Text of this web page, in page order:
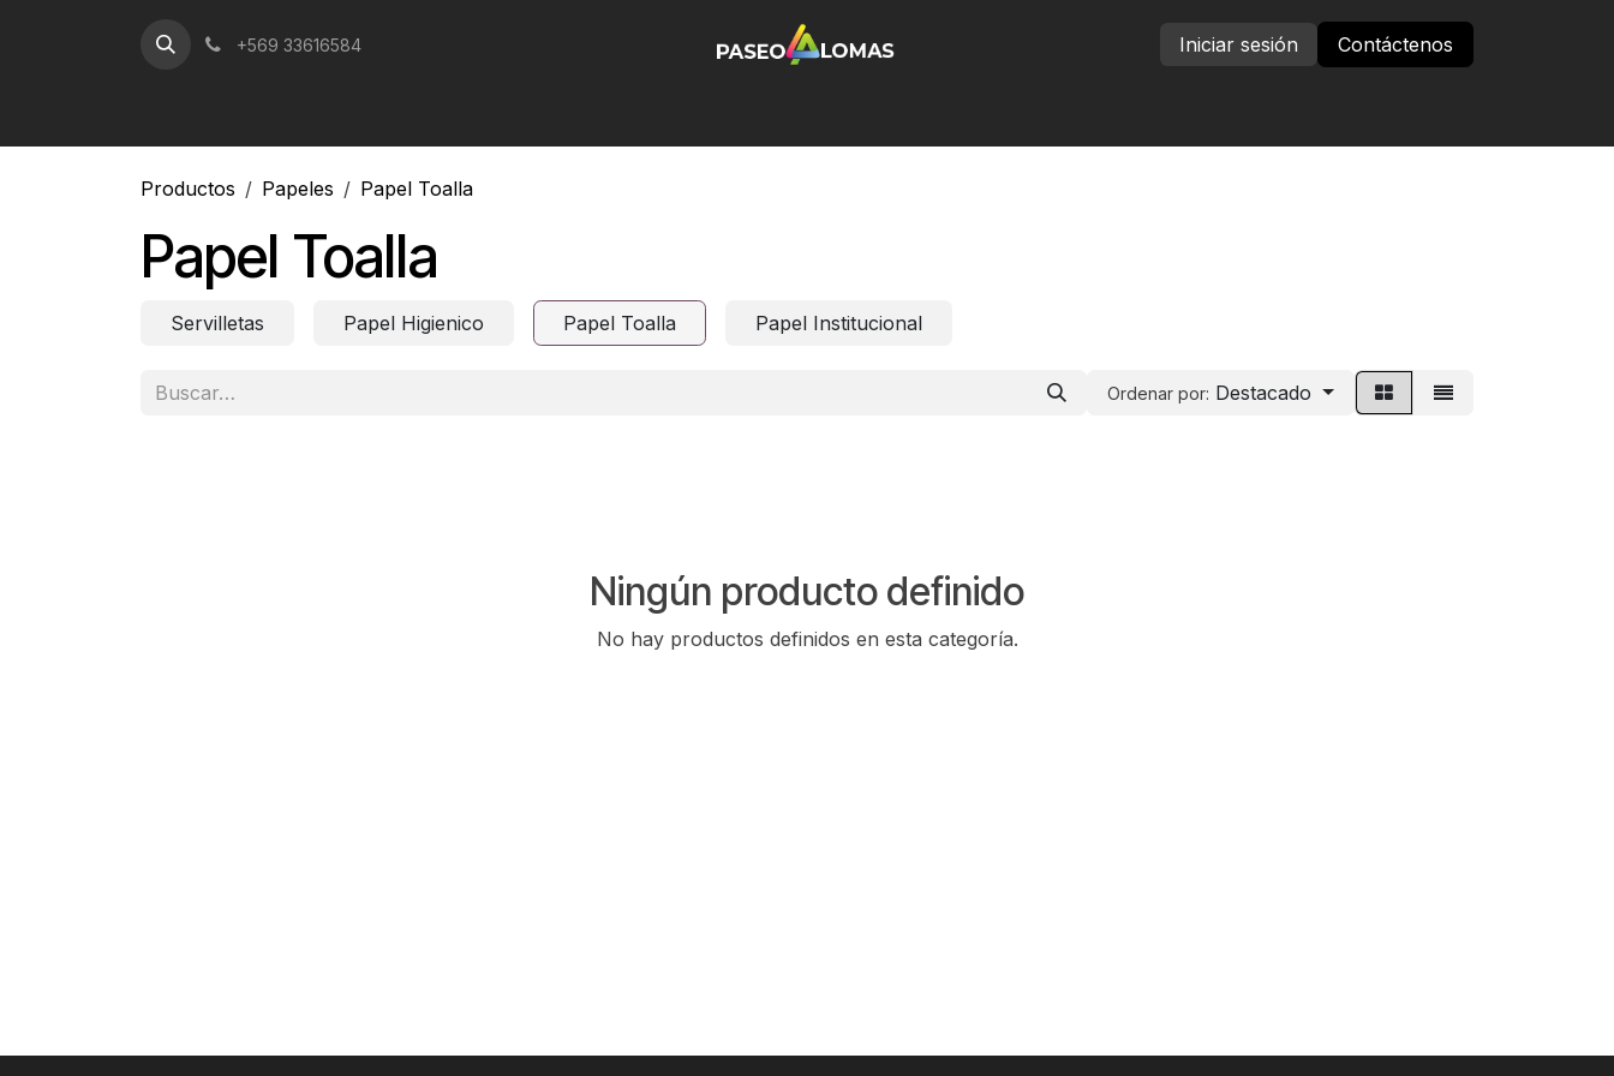
+569 33616584 Iniciar sesión Contáctenos
Productos Papeles Papel Toalla
Papel Toalla
Servilletas Papel Higienico Papel Toalla Papel Institucional
Ordenar por: Destacado
Ningún producto definido
No hay productos definidos en esta categoría.